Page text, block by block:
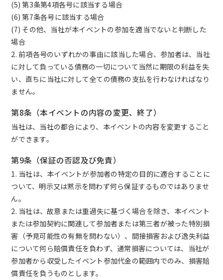
(5) 第3条第4項各号に該当する場合
(6) 第7条各号に該当する場合
(7) その他、当社が本イベントの参加を適当でないと判断した
場合
2. 前項各号のいずれかの事由に該当した場合、参加者は、当社
に対して負っている債務の一切について当然に期限の利益を失
い、直ちに当社に対して全ての債務の支払を行わなければなり
ません。
第8条（本イベントの内容の変更、終了）
当社は、当社の都合により、本イベントの内容を変更すること
ができます。
第9条（保証の否認及び免責）
1. 当社は、本イベントが参加者の特定の目的に適合することに
ついて、明示又は黙示を問わず何ら保証するものではありませ
ん。
2. 当社は、故意または重過失に基づく場合を除き、本イベント
または参加契約に関連して参加者または第三者が被った特別損
害（予見可能性の有無を問わない）、間接損害および逸失利益
について何ら賠償責任を負わず、通常損害については、当社が
参加者から収受したイベント参加代金の範囲内でのみ、損害賠
償責任を負うものとします。